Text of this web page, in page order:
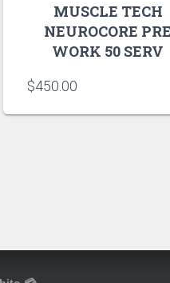
MUSCLE TECH
NEUROCORE
WORK 50 SERV
$450.00